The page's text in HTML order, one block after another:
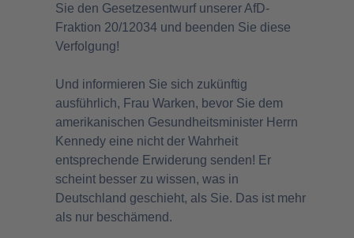
Sie den Gesetzesentwurf unserer AfD-
Fraktion 20/12034 und beenden Sie diese
Verfolgung!
Und informieren Sie sich zukünftig
ausführlich, Frau Warken, bevor Sie dem
amerikanischen Gesundheitsminister Herrn
Kennedy eine nicht der Wahrheit
entsprechende Erwiderung senden! Er
scheint besser zu wissen, was in
Deutschland geschieht, als Sie. Das ist mehr
als nur beschämend.